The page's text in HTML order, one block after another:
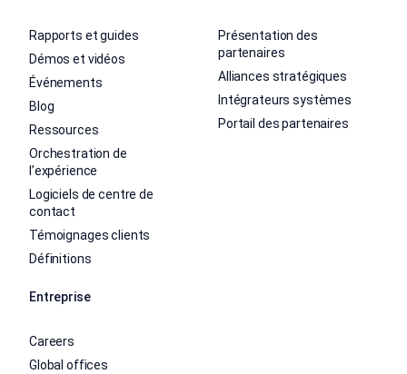
Rapports et guides
Démos et vidéos
Événements
Blog
Ressources
Orchestration de
l’expérience
Logiciels de centre de
contact
Témoignages clients
Définitions
Présentation des
partenaires
Alliances stratégiques
Intégrateurs systèmes
Portail des partenaires
Entreprise
Careers
Global offices